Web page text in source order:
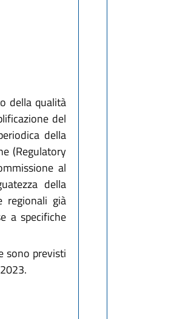
della qualità
del
della
(Regulatory
al
della
regionali già
a specifiche
sono previsti